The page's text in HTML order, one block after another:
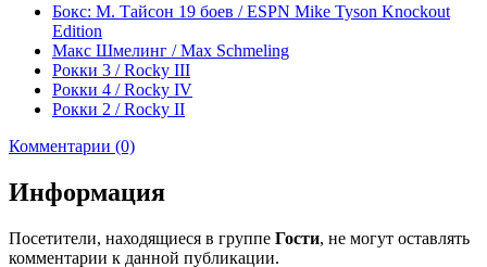
Бокс: М. Тайсон 19 боев / ESPN Mike Tyson Knockout
Edition
Макс Шмелинг / Max Schmeling
Рокки 3 / Rocky III
Рокки 4 / Rocky IV
Рокки 2 / Rocky II
Комментарии (0)
Информация
Посетители, находящиеся в группе Гости, не могут оставлять
комментарии к данной публикации.